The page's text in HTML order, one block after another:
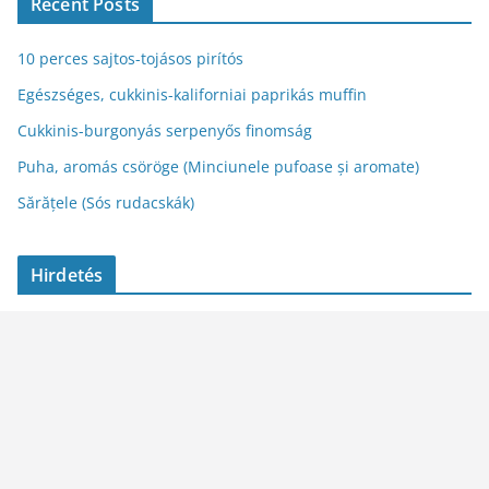
10 perces sajtos-tojásos pirítós
Egészséges, cukkinis-kaliforniai paprikás muffin
Cukkinis-burgonyás serpenyős finomság
Puha, aromás csöröge (Minciunele pufoase și aromate)
Sărățele (Sós rudacskák)
Hirdetés